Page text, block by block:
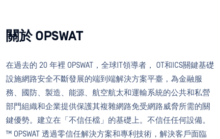
關於 OPSWAT
在過去的 20 年裡 OPSWAT，全球IT領導者， OT和ICS關鍵基礎
設施網路安全不斷發展的端到端解決方案平臺，為金融服
務、國防、製造、能源、航空航太和運輸系統的公共和私營
部門組織和企業提供保護其複雜網路免受網路威脅所需的關
鍵優勢。建立在「不信任檔」的基礎上。不信任任何設備。
™ OPSWAT 透過零信任解決方案和專利技術，解決客戶面臨